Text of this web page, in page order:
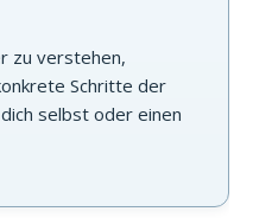
zu verstehen,
Schritte der
selbst oder einen